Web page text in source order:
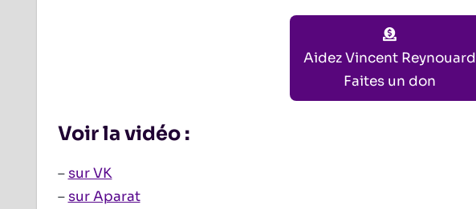
Aidez Vincent Reynouard
Faites un don
Voir la vidéo :
–sur VK
–sur Aparat